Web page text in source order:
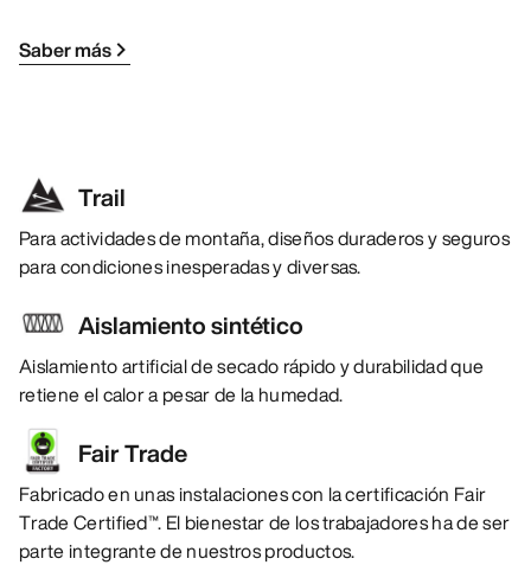
Saber más
Trail
Para actividades de montaña, diseños duraderos y seguros
para condiciones inesperadas y diversas.
Aislamiento sintético
Aislamiento artificial de secado rápido y durabilidad que
retiene el calor a pesar de la humedad.
Fair Trade
Fabricado en unas instalaciones con la certificación Fair
Trade Certified™. El bienestar de los trabajadores ha de ser
parte integrante de nuestros productos.